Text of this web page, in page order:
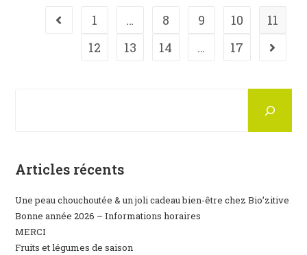
HYDRATÉE
HEUREUSE
!
Go to the previous page
1 … 8 9 10
11
12
13 14 … 17 Aller à
Articles récents
Une peau chouchoutée & un joli cadeau bien-être chez Bio’zitive
Bonne année 2026 – Informations horaires
MERCI
Fruits et légumes de saison